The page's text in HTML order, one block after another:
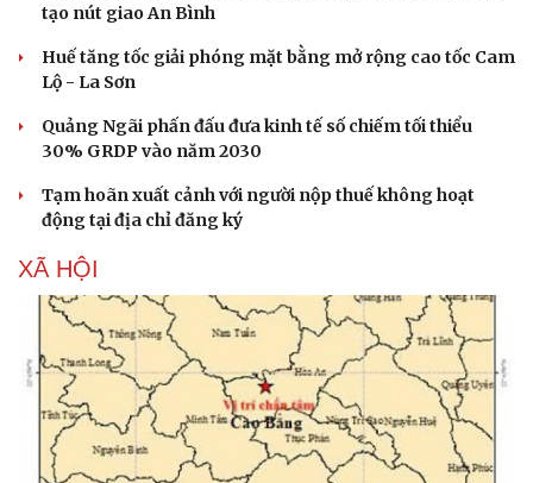
tạo nút giao An Bình
Huế tăng tốc giải phóng mặt bằng mở rộng cao tốc Cam
Lộ - La Sơn
Quảng Ngãi phấn đấu đưa kinh tế số chiếm tối thiểu
30% GRDP vào năm 2030
Tạm hoãn xuất cảnh với người nộp thuế không hoạt
động tại địa chỉ đăng ký
XÃ HỘI